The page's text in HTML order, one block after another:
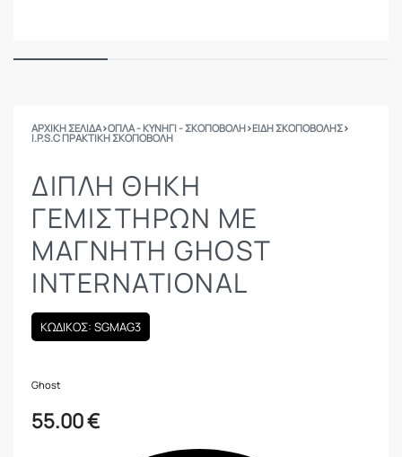
ΑΡΧΙΚΉ ΣΕΛΊΔΑ›ΟΠΛΑ - ΚΥΝΗΓΙ - ΣΚΟΠΟΒΟΛΗ›ΕΙΔΗ ΣΚΟΠΟΒΟΛΗΣ›
I.P.S.C ΠΡΑΚΤΙΚΉ ΣΚΟΠΟΒΟΛΉ
ΔΙΠΛΉ ΘΉΚΗ
ΓΕΜΙΣΤΉΡΩΝ ΜΕ
ΜΑΓΝΉΤΗ GHOST
INTERNATIONAL
ΚΩΔΙΚΟΣ: SGMAG3
Ghost
55.00€